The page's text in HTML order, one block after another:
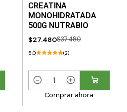
d
a
CREATINA
MONOHIDRATADA
500G NUTRABIO
$27.480$37.480
5.0 (2)
Comprar ahora